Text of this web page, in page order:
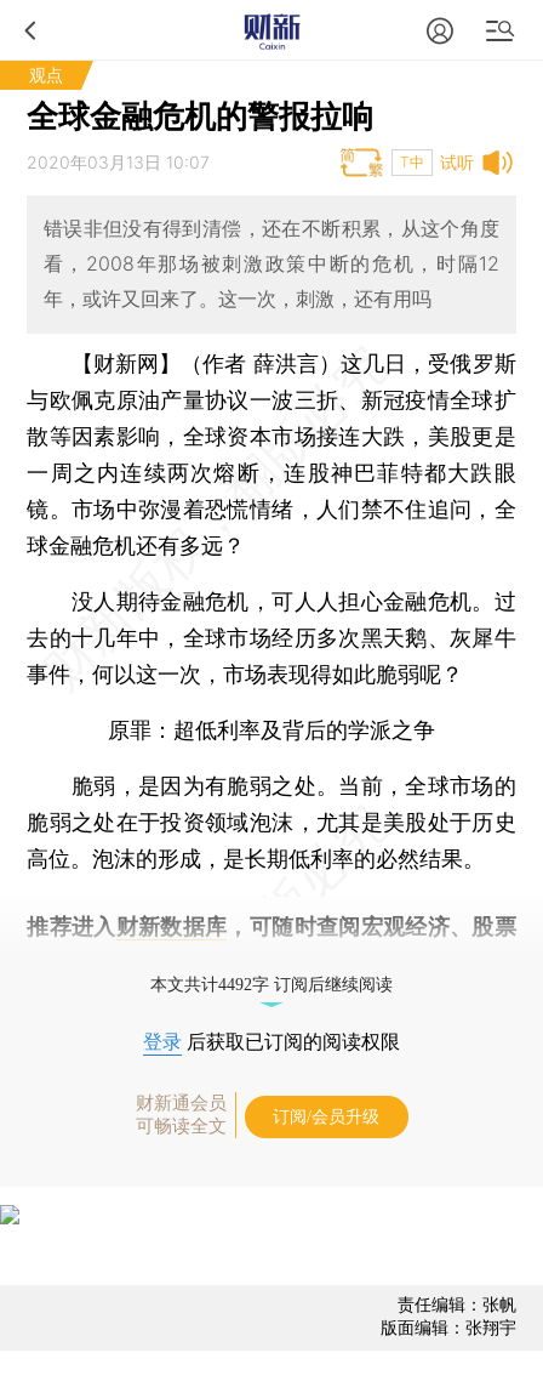
观点
全球金融危机的警报拉响
试听
2020年03月13日 10:07 T中
错误非但没有得到清偿，还在不断积累，从这个角度
看，2008年那场被刺激政策中断的危机，时隔12
年，或许又回来了。这一次，刺激，还有用吗
【财新网】（作者 薛洪言） 这几日，受俄罗斯
与欧佩克原油产量协议一波三折、新冠疫情全球扩
散等因素影响，全球资本市场接连大跌，美股更是
一周之内连续两次熔断，连股神巴菲特都大跌眼
镜。市场中弥漫着恐慌情绪，人们禁不住追问，全
球金融危机还有多远？
没人期待金融危机，可人人担心金融危机。过
去的十几年中，全球市场经历多次黑天鹅、灰犀牛
事件，何以这一次，市场表现得如此脆弱呢？
原罪：超低利率及背后的学派之争
脆弱，是因为有脆弱之处。当前，全球市场的
脆弱之处在于投资领域泡沫，尤其是美股处于历史
高位。泡沫的形成，是长期低利率的必然结果。
推荐进入 财新数据库 ，可随时查阅宏观经济、股票
本文共计4492字 订阅后继续阅读
登录 后获取已订阅的阅读权限
财新通会员
可畅读全文
订阅/会员升级
责任编辑：张帆
版面编辑：张翔宇